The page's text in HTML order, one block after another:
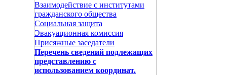
Взаимодействие с институтами
гражданского общества
Социальная защита
Эвакуационная комиссия
Присяжные заседатели
Перечень сведений подлежащих
представлению с
использованием координат.